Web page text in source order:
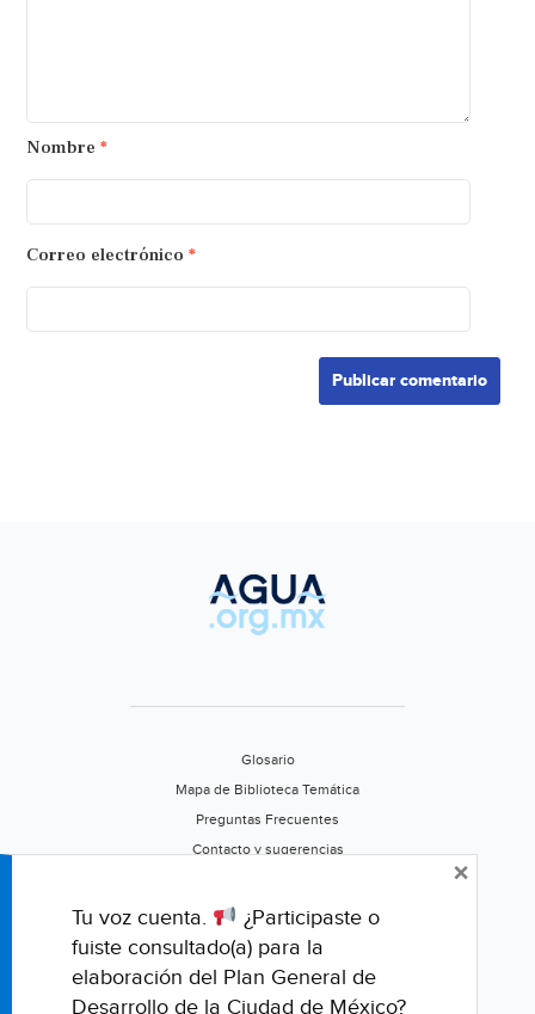
Nombre *
Correo electrónico *
Glosario
Mapa de Biblioteca Temática
Preguntas Frecuentes
Contacto y sugerencias
Califica este portal
Tu voz cuenta.
¿Participaste o
fuiste consultado(a) para la
elaboración del Plan General de
Desarrollo de la Ciudad de México?
×